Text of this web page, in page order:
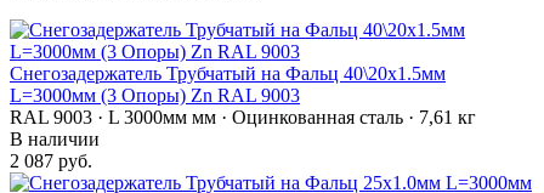
Снегозадержатель Трубчатый на Фальц 40\20х1.5мм
L=3000мм (3 Опоры) Zn RAL 9003
RAL 9003 · L 3000мм мм · Оцинкованная сталь · 7,61 кг
В наличии
2 087 руб.